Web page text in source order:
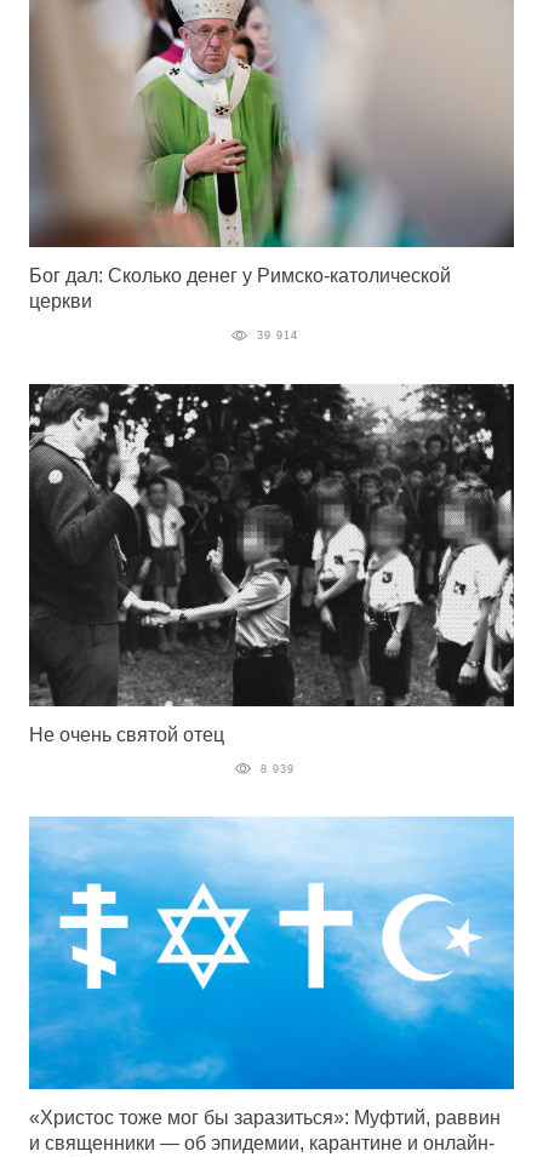
Бог дал: Сколько денег у Римско-католической
церкви
39 914
Не очень святой отец
8 939
«Христос тоже мог бы заразиться»: Муфтий, раввин
и священники — об эпидемии, карантине и онлайн-